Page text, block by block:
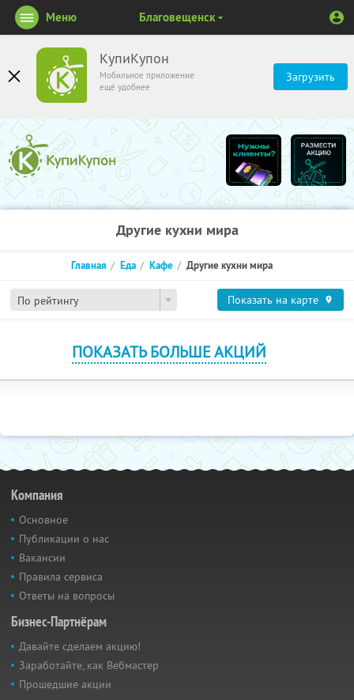
КупиКупон
Мобильное приложение
ещё удобнее
Загрузить
Меню Благовещенск
Другие кухни мира
По рейтингу
Главная Еда Кафе Другие кухни мира
Показать на карте
ПОКАЗАТЬ БОЛЬШЕ АКЦИЙ
Компания
Основное
Публикации о нас
Вакансии
Правила сервиса
Ответы на вопросы
Бизнес-Партнёрам
Давайте сделаем акцию!
Заработайте, как Вебмастер
Прошедшие акции